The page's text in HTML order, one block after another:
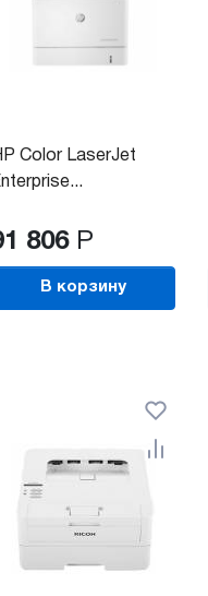
Color LaserJet
806 Р
В корзину